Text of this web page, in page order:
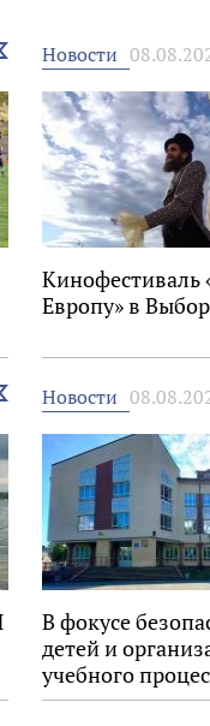
Новости
Кинофестиваль
Европу» в
Новости
В фокусе
детей и
учебного